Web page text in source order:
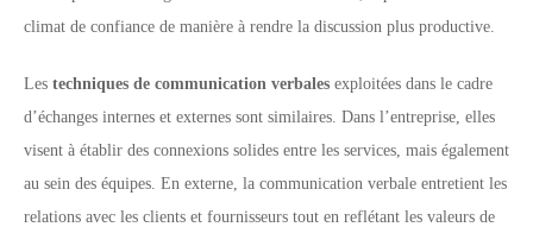
climat de confiance de manière à rendre la discussion plus productive.
Les techniques de communication verbales exploitées dans le cadre
d’échanges internes et externes sont similaires. Dans l’entreprise, elles
visent à établir des connexions solides entre les services, mais également
au sein des équipes. En externe, la communication verbale entretient les
relations avec les clients et fournisseurs tout en reflétant les valeurs de